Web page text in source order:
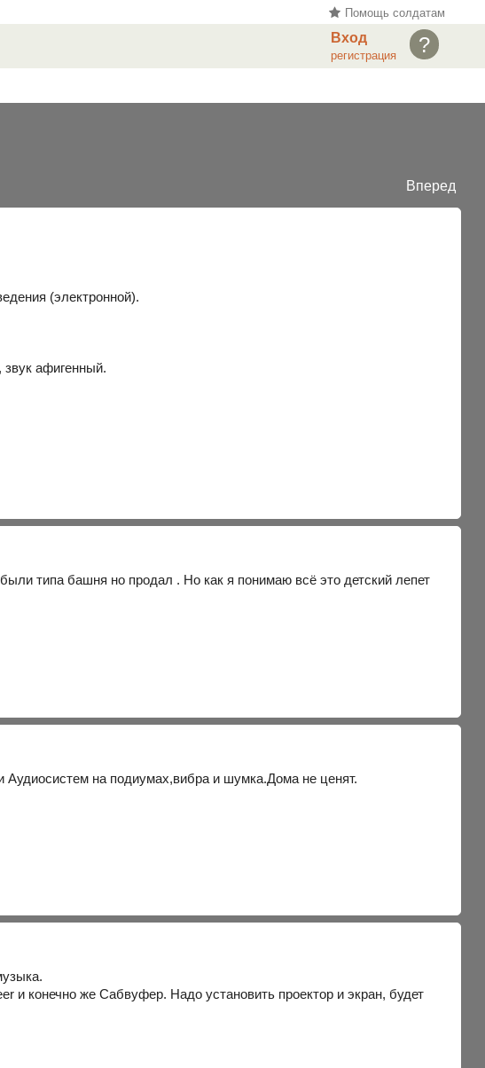
Помощь солдатам
?
Вход
регистрация
Вперед
(электронной).
звук афигенный.
типа башня но продал . Но как я понимаю всё это детский лепет
на подиумах,вибра и шумка.Дома не ценят.
конечно же Сабвуфер. Надо установить проектор и экран, будет